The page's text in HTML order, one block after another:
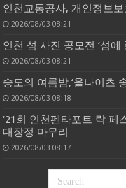
인천교통공사, 개인정보
2026/08/03 08:21
인천 섬 사진 공모전 ‘섬에
2026/08/03 08:21
송도의 여름밤,‘올나이츠
2026/08/03 08:18
‘21회 인천펜타포트 락 페
대장정 마무리
2026/08/03 08:17